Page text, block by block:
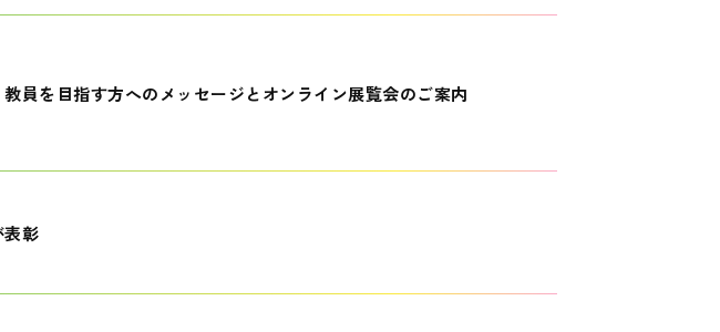
員を目指す方へのメッセージとオンライン展覧会のご案内
表彰